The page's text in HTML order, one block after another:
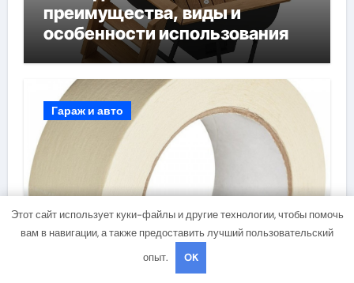
преимущества, виды и
особенности использования
Гараж и авто
Малярный скотч: Ваш
незаменимый помощник при
Этот сайт использует куки-файлы и другие технологии, чтобы помочь
вам в навигации, а также предоставить лучший пользовательский
опыт.
OK